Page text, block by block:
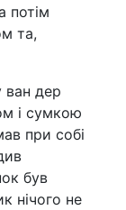
потім
та,
ван дер
і сумкою
при собі
був
нічого не